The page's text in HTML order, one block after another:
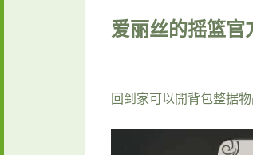
爱丽丝的摇篮官
回到家可以開背包整据